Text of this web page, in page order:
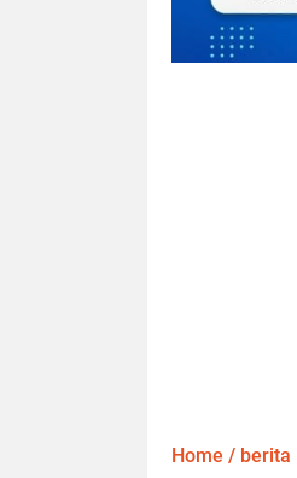
Home / berita